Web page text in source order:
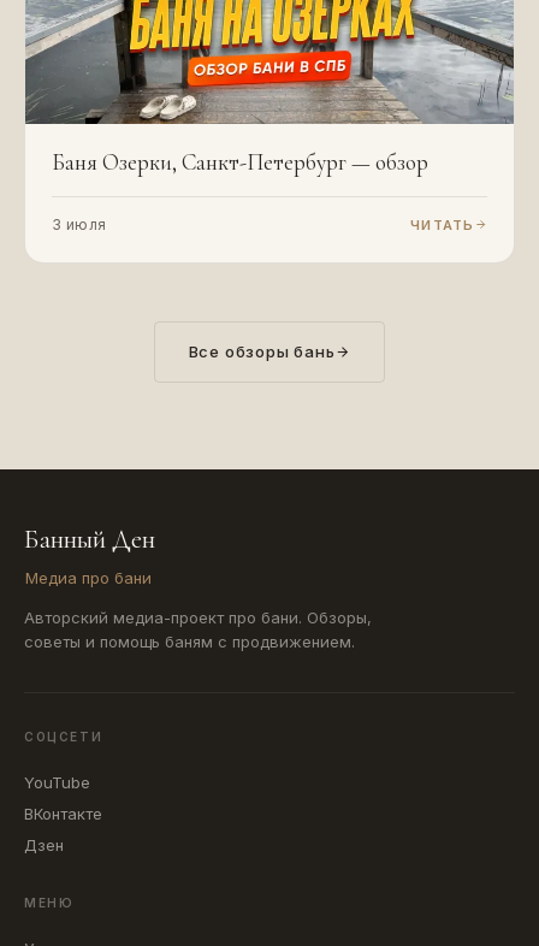
Баня Озерки, Санкт-Петербург — обзор
3 июля ЧИТАТЬ
Все обзоры бань
Банный Ден
Медиа про бани
Авторский медиа-проект про бани. Обзоры,
советы и помощь баням с продвижением.
СОЦСЕТИ
YouTube
ВКонтакте
Дзен
МЕНЮ